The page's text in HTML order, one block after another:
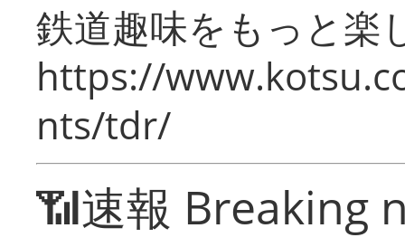
鉄道趣味をもっと楽
https://
nts/tdr/
📶速報 Breaking